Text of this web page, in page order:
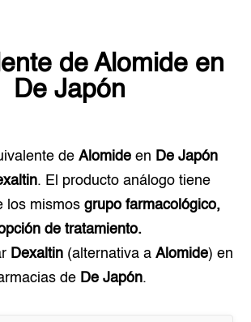
de Alomideen
De Japón
de Alomideen De Japón
. El producto análogo tiene
los mismos grupo farmacológico,
de tratamiento.
Dexaltin(alternativa a Alomide) en
de De Japón.